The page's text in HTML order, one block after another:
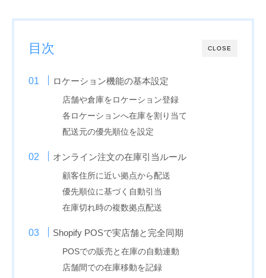
CLOSE
目次
ロケーション機能の基本設定
店舗や倉庫をロケーション登録
各ロケーションへ在庫を割り当て
配送元の優先順位を設定
オンライン注文の在庫引当ルール
顧客住所に近い拠点から配送
優先順位に基づく自動引当
在庫切れ時の複数拠点配送
Shopify POSで実店舗と完全同期
POSでの販売と在庫の自動連動
店舗間での在庫移動を記録